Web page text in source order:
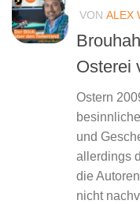
VON ALEX
Osterei
Ostern
und
allerdings
die
nicht